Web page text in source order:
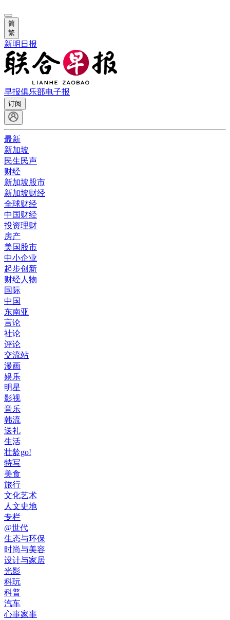
简
繁
新明日报
早报俱乐部电子报
订阅
最新
新加坡
民生民声
财经
新加坡股市
新加坡财经
全球财经
中国财经
投资理财
房产
美国股市
中小企业
起步创新
财经人物
国际
中国
东南亚
言论
社论
评论
交流站
漫画
娱乐
明星
影视
音乐
韩流
送礼
生活
壮龄go!
特写
美食
旅行
文化艺术
人文史地
专栏
@世代
生态与环保
时尚与美容
设计与家居
光影
科玩
科普
汽车
心事家事